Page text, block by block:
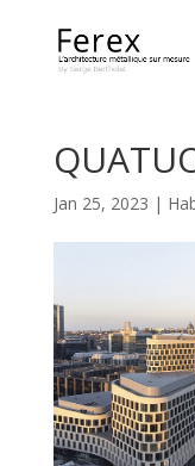
Jan 25, 2023 |